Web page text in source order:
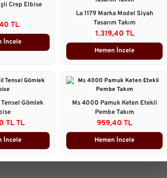
Crep Elbise
TL
İncele
La 1179 Marka Model Siyah
Tasarım Takım
1.319,40 TL
Hemen İncele
Gömlek
TL TL
İncele
Ms 4000 Pamuk Keten Etekli
Pembe Takım
959,40 TL
Hemen İncele
Ürün Yorumları
Önerileriniz
Bu ürünün fiyat bilgisi, resim,
gördüğünüz noktaları öneri
Ürün resmi kalitesiz, bozuk
Ürün açıklamasında eksik
Ürün bilgilerinde hatalar
Ürün fiyatı diğer sitelerden